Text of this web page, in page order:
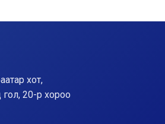
хот,
гол, 20-р хороо